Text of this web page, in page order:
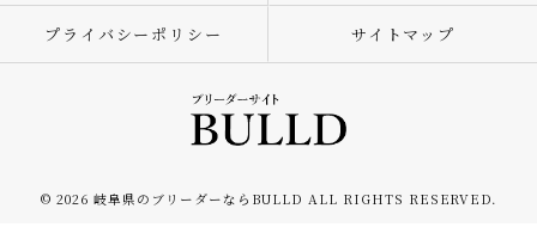
プライバシーポリシー サイトマップ
© 2026 岐阜県のブリーダーならBULLD ALL RIGHTS RESERVED.